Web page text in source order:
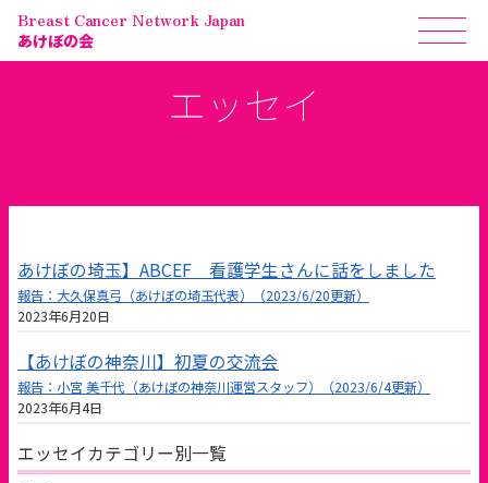
Breast Cancer Network Japan
あけぼの会
エッセイ
あけぼの埼玉】ABCEF 看護学生さんに話をしました
報告：大久保真弓（あけぼの埼玉代表）（2023/6/20更新）
2023年6月20日
【あけぼの神奈川】初夏の交流会
報告：小宮 美千代（あけぼの神奈川運営スタッフ）（2023/6/4更新）
2023年6月4日
エッセイカテゴリー別一覧